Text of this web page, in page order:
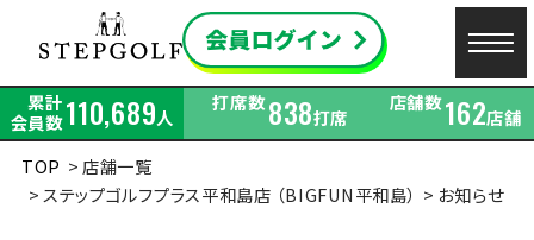
累計
会員数110,689人
打席数838打席
店舗数162店舗
TOP
店舗一覧
ステップゴルフプラス平和島店 （BIGFUN平和島）
お知らせ